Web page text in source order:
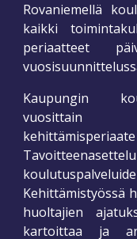
Rovaniemellä
kaikki
periaatteet
Kaupungin
vuosittain
Kehittämistyössä
huoltajien
kartoittaa ja